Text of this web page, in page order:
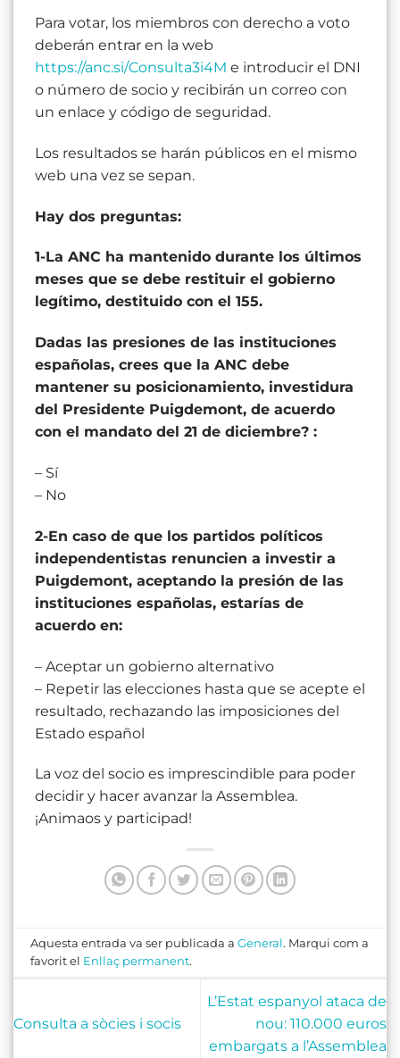
Para votar, los miembros con derecho a voto
deberán entrar en la web
https://anc.si/Consulta3i4M e introducir el DNI
o número de socio y recibirán un correo con
un enlace y código de seguridad.
Los resultados se harán públicos en el mismo
web una vez se sepan.
Hay dos preguntas:
1-La ANC ha mantenido durante los últimos
meses que se debe restituir el gobierno
legítimo, destituido con el 155.
Dadas las presiones de las instituciones
españolas, crees que la ANC debe
mantener su posicionamiento, investidura
del Presidente Puigdemont, de acuerdo
con el mandato del 21 de diciembre? :
– Sí
– No
2-En caso de que los partidos políticos
independentistas renuncien a investir a
Puigdemont, aceptando la presión de las
instituciones españolas, estarías de
acuerdo en:
– Aceptar un gobierno alternativo
– Repetir las elecciones hasta que se acepte el
resultado, rechazando las imposiciones del
Estado español
La voz del socio es imprescindible para poder
decidir y hacer avanzar la Assemblea.
¡Animaos y participad!
Aquesta entrada va ser publicada aGeneral . Marqui com a
favorit el Enllaç permanent.
Consulta a sòcies i socis
L’Estat espanyol ataca de
nou: 110.000 euros
embargats a l’Assemblea